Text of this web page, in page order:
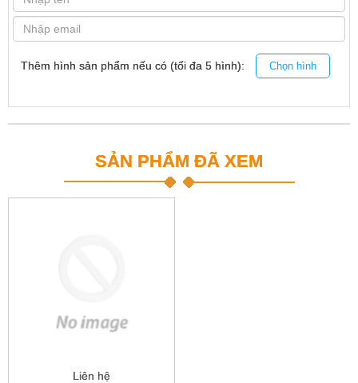
Thêm hình sản phẩm nếu có (tối đa 5 hình): Chọn hình
SẢN PHẨM ĐÃ XEM
Liên hệ